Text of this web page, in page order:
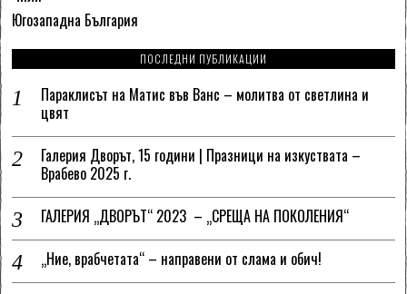
Югозападна България
ПОСЛЕДНИ ПУБЛИКАЦИИ
Параклисът на Матис във Ванс – молитва от светлина и
цвят
Галерия Дворът, 15 години | Празници на изкуствата –
Врабево 2025 г.
ГАЛЕРИЯ „ДВОРЪТ“ 2023 – „СРЕЩА НА ПОКОЛЕНИЯ“
„Ние, врабчетата“ – направени от слама и обич!